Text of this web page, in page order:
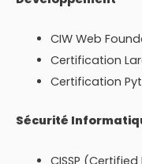
CIW Web
Certification
Certification
Sécurité
CISSP